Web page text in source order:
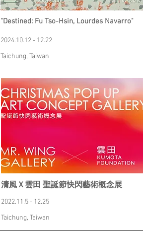
"Destined: Fu Tso-Hsin, Lourdes Navarro"
2024.10.12 - 12.22
Taichung, Taiwan
清風Ｘ雲田 聖誕節快閃藝術概念展
2022.11.5 - 12.25
Taichung, Taiwan